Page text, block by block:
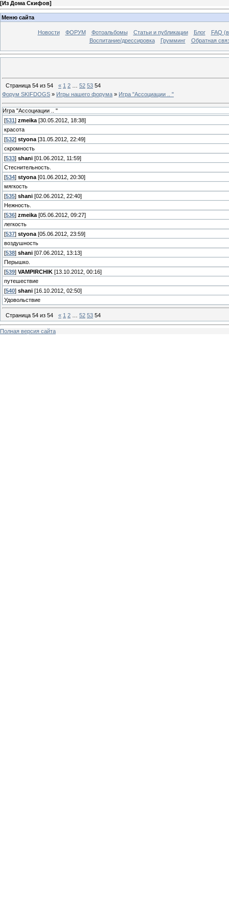
[Из Дома Скифов]
Меню сайта
Новости ФОРУМ Фотоальбомы Статьи и публикации Блог
FAQ
Воспитание/дрессировка
Грумминг Обратная
Страница 54 из 54 « 1 2 52 53 54
Форум SKIFDOGS » Игры нашего форума » Игра "Ассоциации .. "
Игра "Ассоциации .. "
[531] zmeika [30.05.2012, 18:38]
красота
[532] styona [31.05.2012, 22:49]
скромность
[533] shani [01.06.2012, 11:59]
Стеснительность.
[534] styona [01.06.2012, 20:30]
мягкость
[535] shani [02.06.2012, 22:40]
Нежность.
[536] zmeika [05.06.2012, 09:27]
легкость
[537] styona [05.06.2012, 23:59]
воздушность
[538] shani [07.06.2012, 13:13]
Перышко.
[539] VAMPIRCHIK [13.10.2012, 00:16]
путешествие
[540] shani [16.10.2012, 02:50]
Удовольствие
Страница 54 из 54 « 1 2 52 53 54
Полная версия сайта